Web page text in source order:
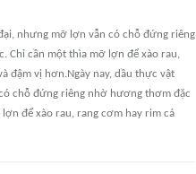
nhưng mỡ lợn vẫn có chỗ đứng riêng
Chỉ cần một thìa mỡ lợn để xào rau,
đậm vị hơn.Ngày nay, dầu thực vật
chỗ đứng riêng nhờ hương thơm đặc
để xào rau, rang cơm hay rim cá